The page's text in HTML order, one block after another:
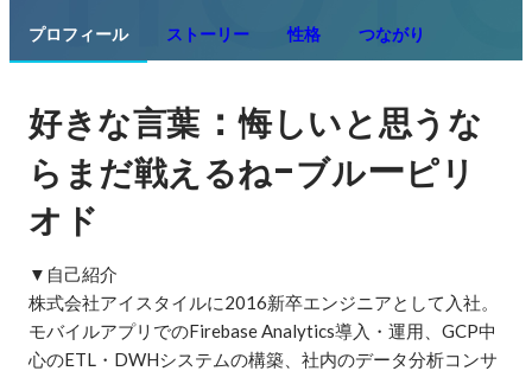
プロフィール ストーリー 性格 つながり
好きな言葉 ：悔しいと思うな
らまだ戦えるね-ブルーピリ
オド
▼自己紹介
株式会社アイスタイルに2016新卒エンジニアとして入社。
モバイルアプリでのFirebase Analytics導入・運用、GCP中
心のETL・DWHシステムの構築、社内のデータ分析コンサ